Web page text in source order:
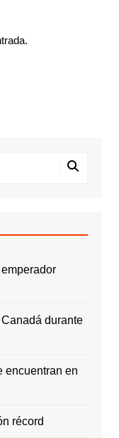
durante
encuentran en
récord